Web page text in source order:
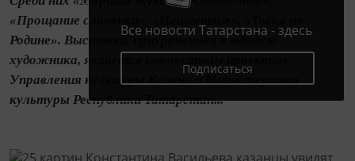
«Прощание славянки», «Нашествие», «Тоска по
Родине». Выставка, приуроченная к юбилею
художника, является совместным проектом
Управления культуры Казани и Министерства
культуры Республики Татарстан...
Все новости Татарстана - здесь
Подписаться